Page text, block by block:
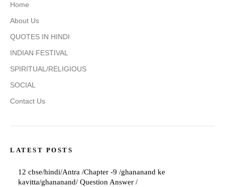
Home
About Us
QUOTES IN HINDI
INDIAN FESTIVAL
SPIRITUAL/RELIGIOUS
SOCIAL
Contact Us
LATEST POSTS
12 cbse/hindi/Antra /Chapter -9 /ghananand ke
kavitta/ghananand/ Question Answer /